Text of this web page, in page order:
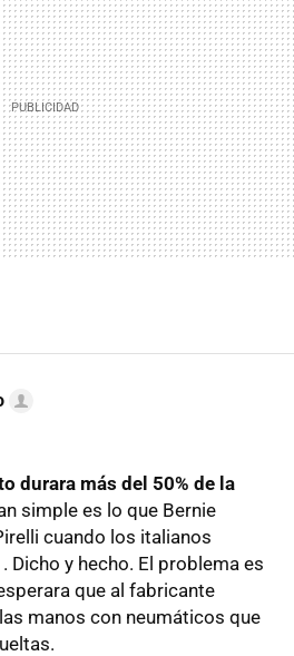
durara más del 50% de la
simple es lo que Bernie
cuando los italianos
Dicho y hecho. El problema es
que al fabricante
manos con neumáticos que